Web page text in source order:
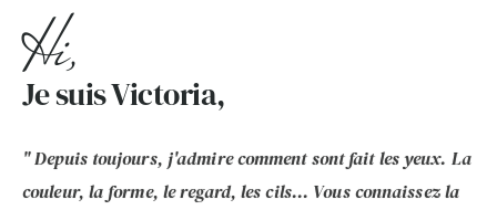
Hi,
Je suis Victoria,
" Depuis toujours, j'admire comment sont fait les yeux. La
couleur, la forme, le regard, les cils... Vous connaissez la